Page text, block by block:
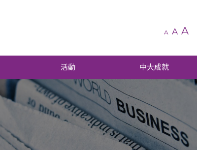
A A A
活動 中大成就